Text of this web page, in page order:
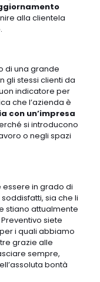
alla clientela
di una grande
gli stessi clienti da
indicatore per
che l’azienda è
con un’impresa
si introducono
o negli spazi
essere in grado di
sia che li
stiano attualmente
siete
i quali abbiamo
grazie alle
sempre,
bontà